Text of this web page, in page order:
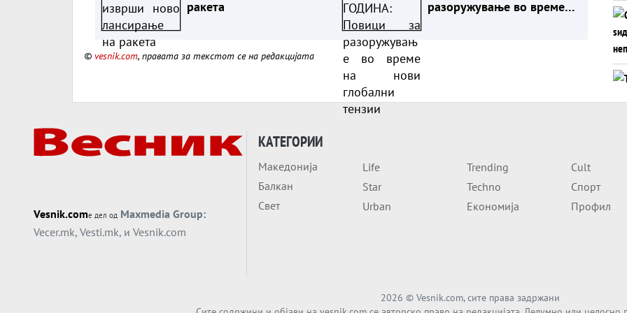
ракета
разоружување во време
© vesnik.com, правата за текстот се на редакцијата
Vesnik.comе дел од Maxmedia Group:
Vecer.mk, Vesti.mk, и Vesnik.com
КАТЕГОРИИ
Македонија
Балкан
Свет
Life
Star
Urban
Trending
Techno
Економија
Cult
Спорт
Профил
2026 © Vesnik.com, сите права задржани